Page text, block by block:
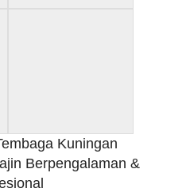
Kuningan
Berpengalaman &